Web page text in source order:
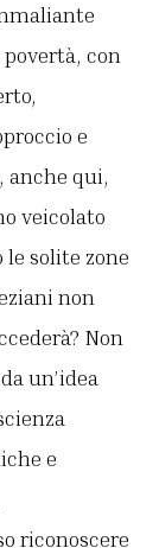
con
e
anche qui,
veicolato
solite zone
non
Non
un’idea
e
riconoscere